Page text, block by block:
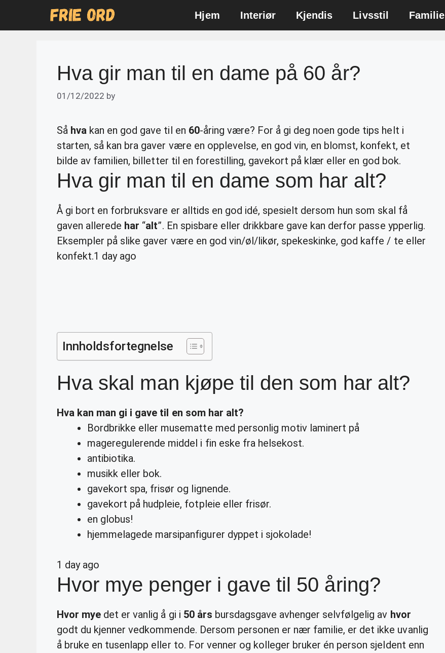
Hjem Interiør Kjendis Livsstil Familie
Hva gir man til en dame på 60 år?
01/12/2022 by
Så hva kan en god gave til en 60-åring være? For å gi deg noen gode tips helt i
starten, så kan bra gaver være en opplevelse, en god vin, en blomst, konfekt, et
bilde av familien, billetter til en forestilling, gavekort på klær eller en god bok.
Hva gir man til en dame som har alt?
Å gi bort en forbruksvare er alltids en god idé, spesielt dersom hun som skal få
gaven allerede har “alt”. En spisbare eller drikkbare gave kan derfor passe ypperlig.
Eksempler på slike gaver være en god vin/øl/likør, spekeskinke, god kaffe / te eller
konfekt.1 day ago
Innholdsfortegnelse
Hva skal man kjøpe til den som har alt?
Hva kan man gi i gave til en som har alt?
Bordbrikke eller musematte med personlig motiv laminert på
mageregulerende middel i fin eske fra helsekost.
antibiotika.
musikk eller bok.
gavekort spa, frisør og lignende.
gavekort på hudpleie, fotpleie eller frisør.
en globus!
hjemmelagede marsipanfigurer dyppet i sjokolade!
1 day ago
Hvor mye penger i gave til 50 åring?
Hvor mye det er vanlig å gi i 50 års bursdagsgave avhenger selvfølgelig av hvor
godt du kjenner vedkommende. Dersom personen er nær familie, er det ikke uvanlig
å bruke en tusenlapp eller to. For venner og kolleger bruker én person sjeldent enn